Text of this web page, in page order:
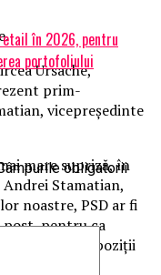
Ursache,
prim-
vicepreşedinte
mare supriză, în
Stamatian,
noastre, PSD ar fi
post, pentru ca
dure şi fără opoziţii
în 2026, pentru
portofoliului
obligatorii